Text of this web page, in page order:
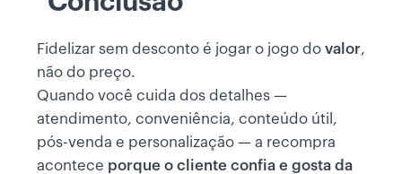
Fidelizar sem desconto é jogar o jogo do valor,
não do preço.
Quando você cuida dos detalhes —
atendimento, conveniência, conteúdo útil,
pós-venda e personalização — a recompra
acontece porque o cliente confia e gosta da